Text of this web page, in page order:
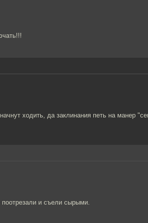
ходить, да заклинания петь на манер
и съели сырыми.